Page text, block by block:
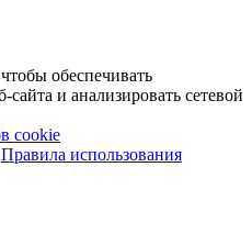
обеспечивать
и анализировать сетевой
cookie
Правила использования